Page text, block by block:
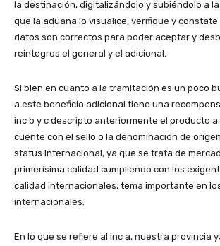
la destinación, digitalizándolo y subiéndolo a
que la aduana lo visualice, verifique y
datos son correctos para poder aceptar y
reintegros el general y el adicional.
Si bien en cuanto a la tramitación es un poco
a este beneficio adicional tiene una
inc b y c descripto anteriormente el producto
cuente con el sello o la denominación de
status internacional, ya que se trata de
primerísima calidad cumpliendo con los
calidad internacionales, tema importante en
internacionales.
En lo que se refiere al inc a, nuestra provincia